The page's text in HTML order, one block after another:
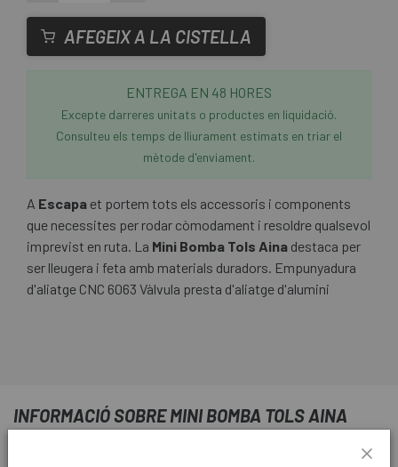
AFEGEIX A LA CISTELLA
ENTREGA EN 48 HORES
Excepte darreres unitats o productes en liquidació.
Consulteu els temps de lliurament estimats en triar el
mètode d'enviament.
A Escapa et portem tots els accessoris i components
que necessites per rodar còmodament i resoldre qualsevol
imprevist en ruta. La Mini Bomba Tols Aina destaca per
ser lleugera i feta amb materials duradors. Empunyadura
d'aliatge CNC 6063 Vàlvula presta d'aliatge d'alumini
INFORMACIÓ SOBRE MINI BOMBA TOLS AINA